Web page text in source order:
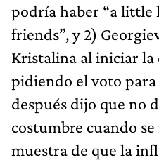
podría haber “a little
friends”, y 2)
Kristalina al iniciar la
pidiendo el voto
después dijo que no
costumbre cuando
muestra de que la